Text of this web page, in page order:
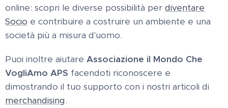
online: scopri le diverse possibilità per diventare
Socio e contribuire a costruire un ambiente e una
società più a misura d'uomo.
Puoi inoltre aiutare Associazione il Mondo Che
VogliAmo APS facendoti riconoscere e
dimostrando il tuo supporto con i nostri articoli di
merchandising.